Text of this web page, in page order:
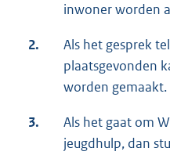
inwoner worden
2.
Als het gesprek
plaatsgevonden
worden gemaakt.
3.
Als het gaat om
jeugdhulp, dan